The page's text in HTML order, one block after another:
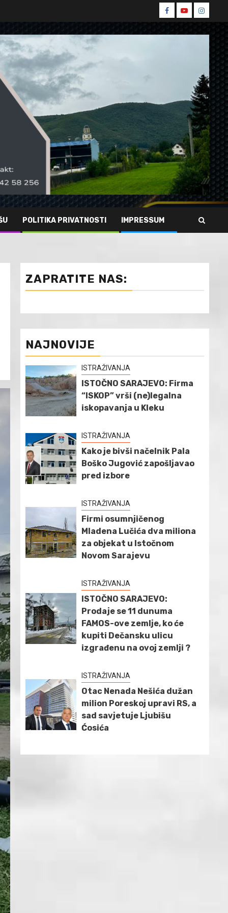
Spin
Facebook
Spin
Youtube
Spin
POLITIKA PRIVATNOSTI IMPRESSUM
ZAPRATITE NAS:
NAJNOVIJE
ISTRAŽIVANJA
ISTOČNO SARAJEVO: Firma
“ISKOP” vrši (ne)legalna
iskopavanja u Kleku
ISTRAŽIVANJA
Kako je bivši načelnik Pala
Boško Jugović zapošljavao
pred izbore
ISTRAŽIVANJA
Firmi osumnjičenog
Mladena Lučića dva miliona
za objekat u Istočnom
Novom Sarajevu
ISTRAŽIVANJA
ISTOČNO SARAJEVO:
Prodaje se 11 dunuma
FAMOS-ove zemlje, ko će
kupiti Dečansku ulicu
izgrađenu na ovoj zemlji ?
ISTRAŽIVANJA
Otac Nenada Nešića dužan
milion Poreskoj upravi RS, a
sad savjetuje Ljubišu
Ćosića